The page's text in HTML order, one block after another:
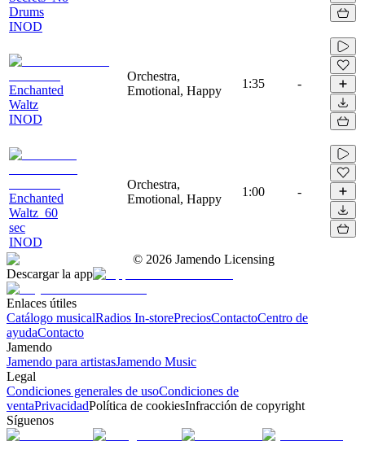
Drums
INOD
Enchanted
Waltz
INOD
Orchestra,
Emotional, Happy
1:35 -
Enchanted
Waltz_60
sec
INOD
Orchestra,
Emotional, Happy
1:00 -
© 2026 Jamendo Licensing
Descargar la app
Enlaces útiles
Catálogo musicalRadios In-storePreciosContactoCentro de
ayudaContacto
Jamendo
Jamendo para artistasJamendo Music
Legal
Condiciones generales de usoCondiciones de
ventaPrivacidadPolítica de cookiesInfracción de copyright
Síguenos